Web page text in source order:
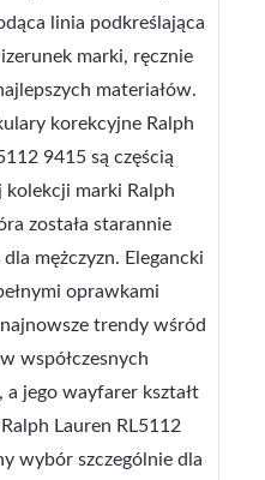
linia podkreślająca
marki, ręcznie
materiałów.
korekcyjne Ralph
9415 są częścią
kolekcji marki Ralph
została starannie
mężczyzn. Elegancki
oprawkami
trendy wśród
współczesnych
jego wayfarer kształt
Lauren RL5112
wybór szczególnie dla